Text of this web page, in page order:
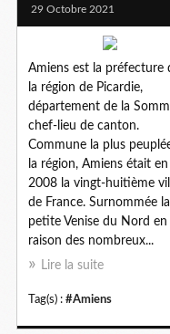
29 Octobre 2021
Amiens est la préfecture
la région de Picardie,
département de la
chef-lieu de canton.
Commune la plus
la région, Amiens était en
2008 la vingt-huitième
de France. Surnommée la
petite Venise du Nord en
raison des nombreux...
Lire la suite
Tag(s) : #Amiens